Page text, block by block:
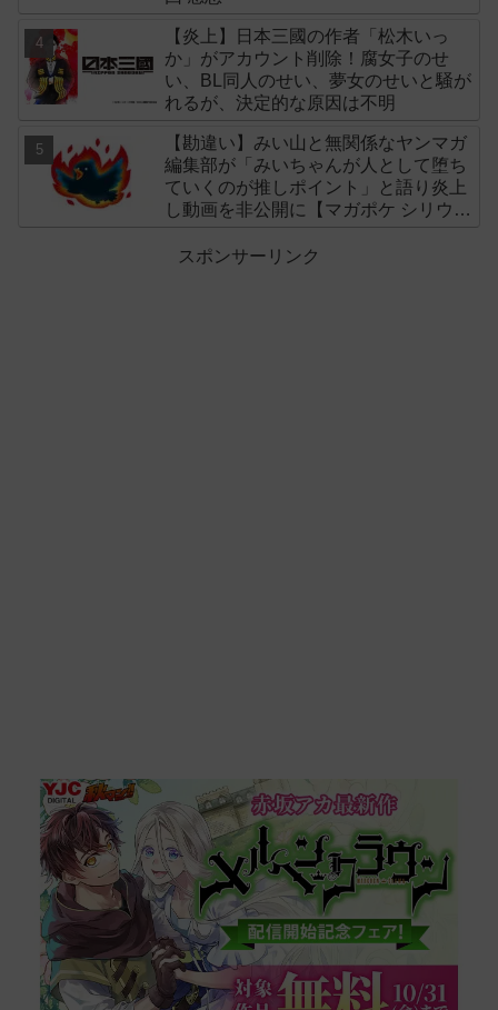
【炎上】日本三國の作者「松木いっ
か」がアカウント削除！腐女子のせ
い、BL同人のせい、夢女のせいと騒が
れるが、決定的な原因は不明
【勘違い】みい山と無関係なヤンマガ
編集部が「みいちゃんが人として堕ち
ていくのが推しポイント」と語り炎上
し動画を非公開に【マガポケ シリウ
スポンサーリンク